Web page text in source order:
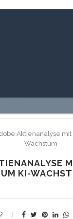
Aktienanalyse mit
Wachstum
KI-